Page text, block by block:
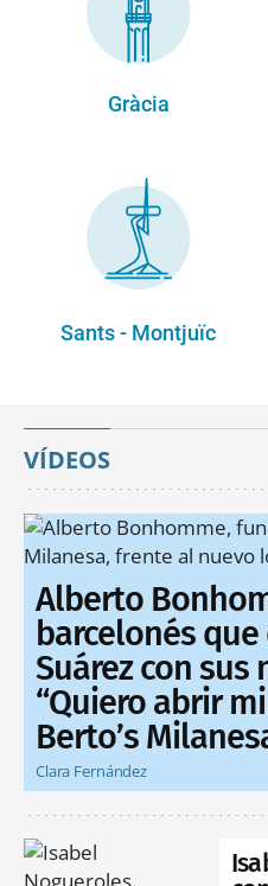
Gràcia
Sants - Montjuïc
VÍDEOS
Alberto
barcelonés
Suárez con sus
“Quiero abrir
Berto’s
Clara Fernández